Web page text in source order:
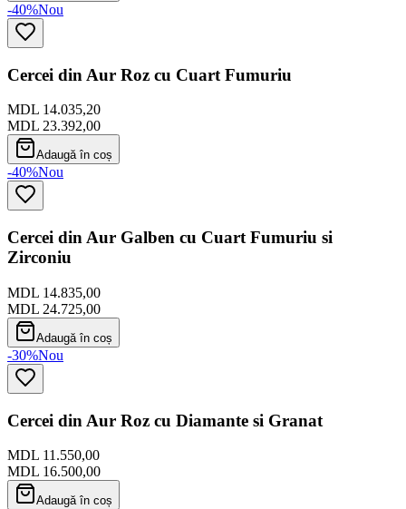
-40%Nou
Cercei din Aur Roz cu Cuart Fumuriu
MDL 14.035,20
MDL 23.392,00
Adaugă în coș
-40%Nou
Cercei din Aur Galben cu Cuart Fumuriu si
Zirconiu
MDL 14.835,00
MDL 24.725,00
Adaugă în coș
-30%Nou
Cercei din Aur Roz cu Diamante si Granat
MDL 11.550,00
MDL 16.500,00
Adaugă în coș